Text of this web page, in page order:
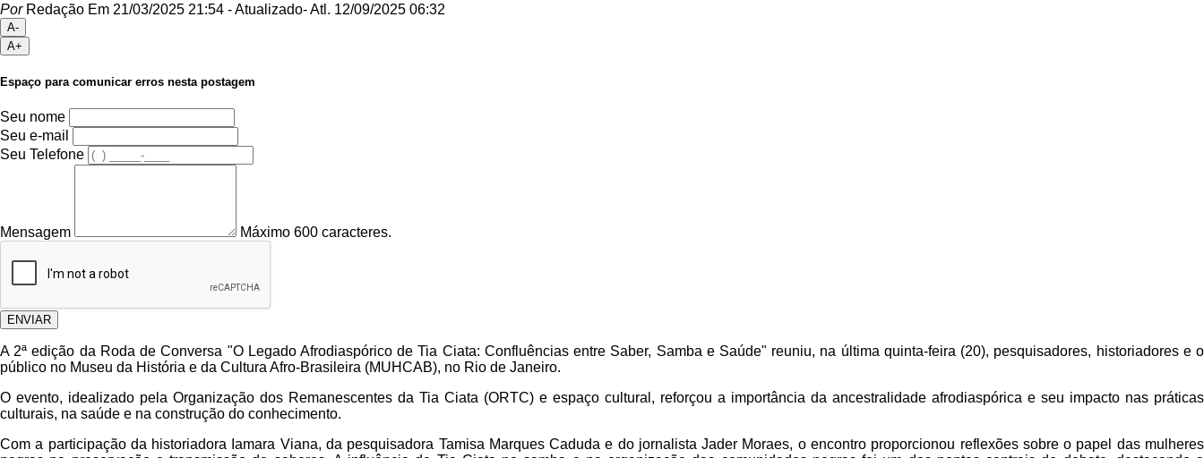
PorRedação Em 21/03/2025 21:54 - Atualizado- Atl. 12/09/2025 06:32
A-
A+
Espaço para comunicar erros nesta postagem
Seu nome
Seu e-mail
Seu Telefone
Mensagem Máximo 600 caracteres.
ENVIAR
A 2ª edição da Roda de Conversa "O Legado Afrodiaspórico de Tia Ciata: Confluências entre Saber, Samba e Saúde" reuniu, na última quinta-feira (20), pesquisadores, historiadores e o
público no Museu da História e da Cultura Afro-Brasileira (MUHCAB), no Rio de Janeiro.
O evento, idealizado pela Organização dos Remanescentes da Tia Ciata (ORTC) e espaço cultural, reforçou a importância da ancestralidade afrodiaspórica e seu impacto nas práticas
culturais, na saúde e na construção do conhecimento.
Com a participação da historiadora Iamara Viana, da pesquisadora Tamisa Marques Caduda e do jornalista Jader Moraes, o encontro proporcionou reflexões sobre o papel das mulheres